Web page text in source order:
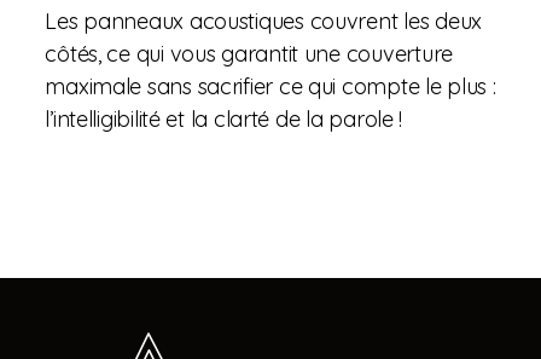
Les panneaux acoustiques couvrent les deux
côtés, ce qui vous garantit une couverture
maximale sans sacrifier ce qui compte le plus :
l’intelligibilité et la clarté de la parole !